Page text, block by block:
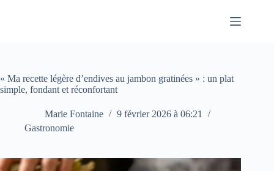
« Ma recette légère d’endives au jambon gratinées » : un plat
simple, fondant et réconfortant
Marie Fontaine
9 février 2026 à 06:21
Gastronomie